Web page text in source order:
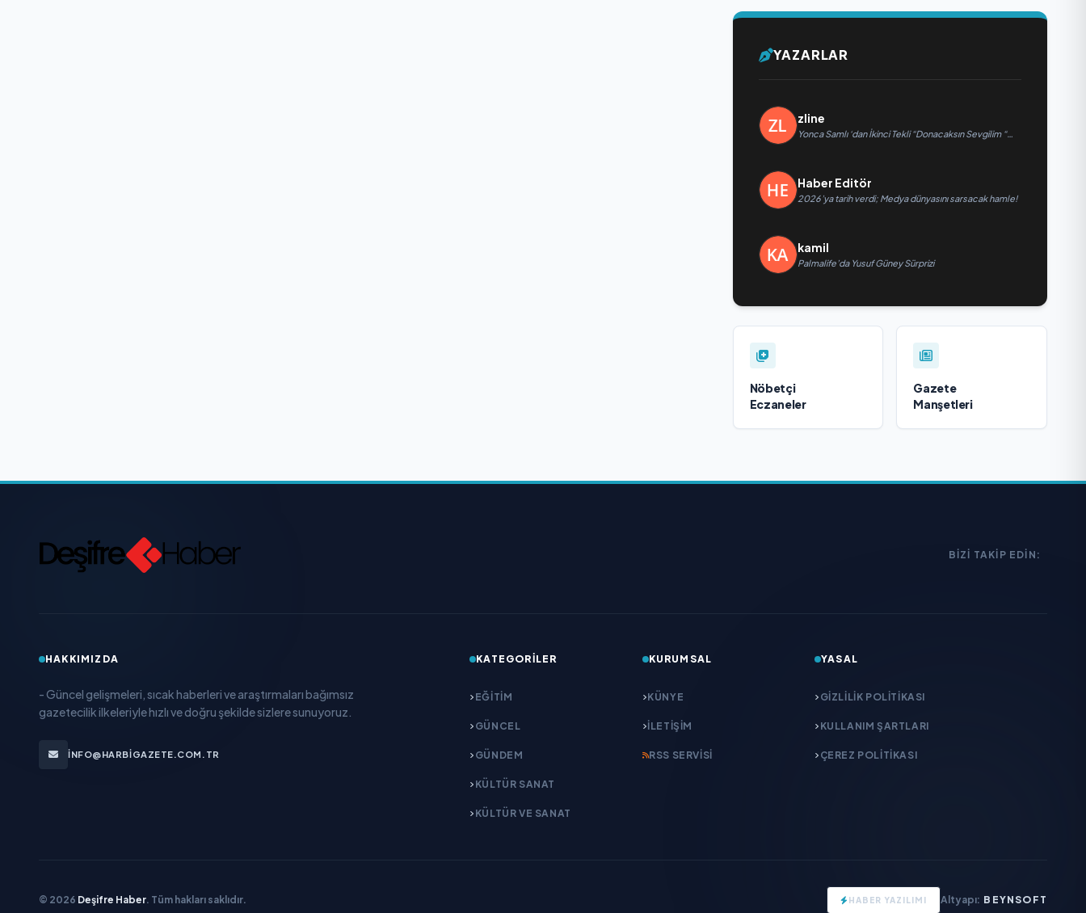
YAZARLAR
zline
Yonca Samlı ‘dan İkinci Tekli “Donacaksın Sevgilim “
Haber Editör
2026’ya tarih verdi; Medya dünyasını sarsacak hamle!
kamil
Palmalife’da Yusuf Güney Sürprizi
Nöbetçi
Eczaneler
Gazete
Manşetleri
BIZI TAKIP EDIN:
HAKKIMIZDA
- Güncel gelişmeleri, sıcak haberleri ve araştırmaları bağımsız
gazetecilik ilkeleriyle hızlı ve doğru şekilde sizlere sunuyoruz.
INFO@HARBIGAZETE.COM.TR
KATEGORILER
EĞITIM
GÜNCEL
GÜNDEM
KÜLTÜR SANAT
KÜLTÜR VE SANAT
KURUMSAL
KÜNYE
İLETIŞIM
RSS SERVISI
YASAL
GIZLILIK POLITIKASI
KULLANIM ŞARTLARI
ÇEREZ POLITIKASI
© 2026 Deşifre Haber. Tüm hakları saklıdır. HABER YAZILIMI Altyapı: BEYNSOFT